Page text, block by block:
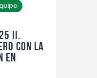
II.
con la
en